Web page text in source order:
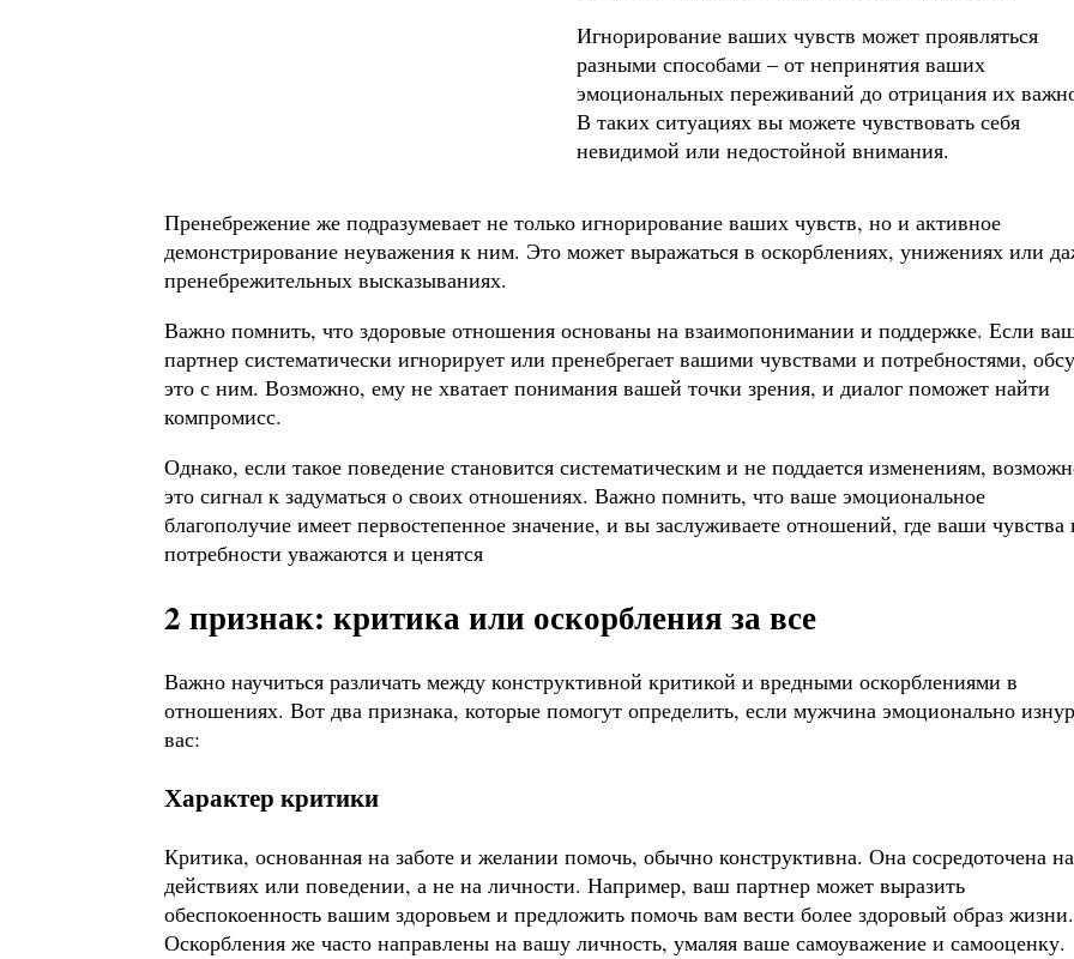
Игнорирование ваших чувств может проявляться
разными способами – от непринятия ваших
эмоциональных переживаний до отрицания их
В таких ситуациях вы можете чувствовать себя
невидимой или недостойной внимания.
Пренебрежение же подразумевает не только игнорирование ваших чувств, но и активное
демонстрирование неуважения к ним. Это может выражаться в оскорблениях, унижениях или
пренебрежительных высказываниях.
Важно помнить, что здоровые отношения основаны на взаимопонимании и поддержке. Если
партнер систематически игнорирует или пренебрегает вашими чувствами и потребностями,
это с ним. Возможно, ему не хватает понимания вашей точки зрения, и диалог поможет найти
компромисс.
Однако, если такое поведение становится систематическим и не поддается изменениям,
это сигнал к задуматься о своих отношениях. Важно помнить, что ваше эмоциональное
благополучие имеет первостепенное значение, и вы заслуживаете отношений, где ваши чувства
потребности уважаются и ценятся
2 признак: критика или оскорбления за все
Важно научиться различать между конструктивной критикой и вредными оскорблениями в
отношениях. Вот два признака, которые помогут определить, если мужчина эмоционально
вас:
Характер критики
Критика, основанная на заботе и желании помочь, обычно конструктивна. Она сосредоточена на
действиях или поведении, а не на личности. Например, ваш партнер может выразить
обеспокоенность вашим здоровьем и предложить помочь вам вести более здоровый образ жизни.
Оскорбления же часто направлены на вашу личность, умаляя ваше самоуважение и самооценку.